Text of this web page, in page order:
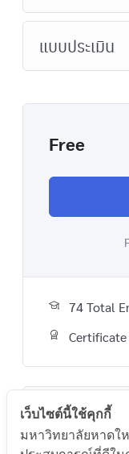
แบบประเมิน
Free
74 Total
A course by
เว็บไซต์นี้ใช้คุกกี้
มหาวิทยาลัยหาดใ